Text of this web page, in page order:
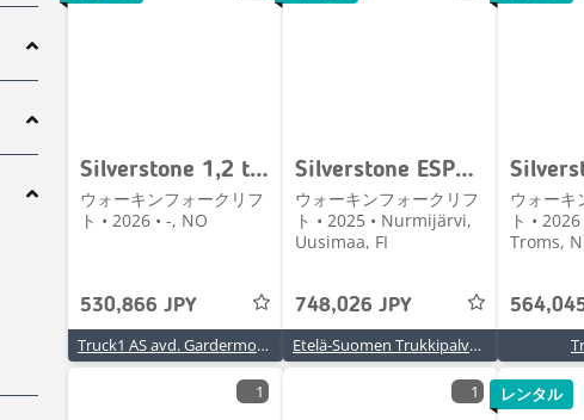
Silverstone 1,2 tonns ledestabler 1,6 - 4,0 m løftehøyde
ウォーキンフォークリフ
ト • 2026 • -, NO
530,866 JPY
Truck1 AS avd. Gardermoen
Silverstone ESP1236
ウォーキンフォークリフ
ト • 2025 • Nurmijärvi,
Uusimaa, FI
748,026 JPY
Etelä-Suomen Trukkipalvelu Oy
ウォーキ
ト •
Troms,
1 1 レンタル